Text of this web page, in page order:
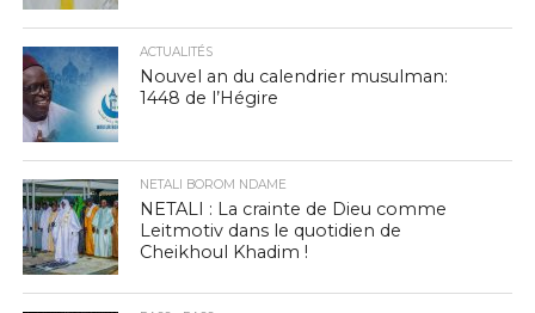
ACTUALITÉS
Nouvel an du calendrier musulman:
1448 de l’Hégire
NETALI BOROM NDAME
NETALI : La crainte de Dieu comme
Leitmotiv dans le quotidien de
Cheikhoul Khadim !